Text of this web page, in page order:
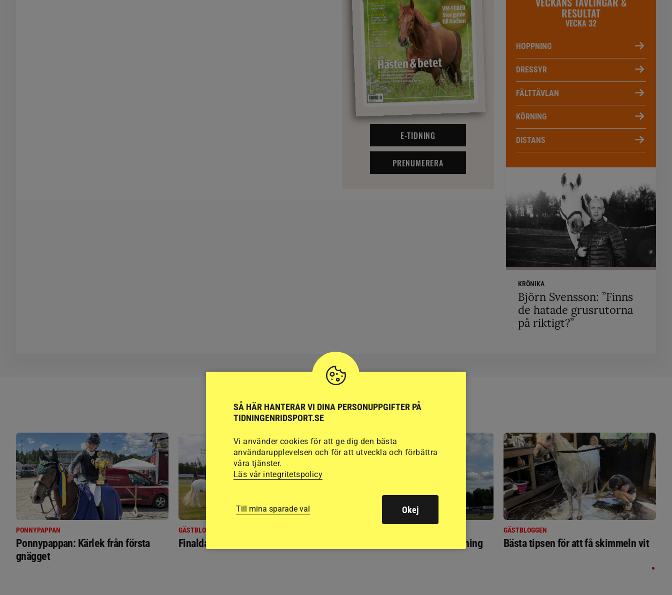
E-TIDNING
PRENUMERERA
RESULTAT
VECKA 32
HOPPNING
DRESSYR
FÄLTTÄVLAN
KÖRNING
DISTANS
KRÖNIKA
Björn Svensson: ”Finns
de hatade grusrutorna
på riktigt?”
RIDSPORT
BLOGGAR
PONNYPAPPAN
Ponnypappan: Kärlek från första
gnägget
GÄSTBLOGGEN
Finaldag med jubileumsutställning Så gick det på helgens utställning
GÄSTBLOGGEN
Bästa tipsen för att få skimmeln vit
SÅ HÄR HANTERAR VI DINA PERSONUPPGIFTER PÅ
TIDNINGENRIDSPORT.SE
Vi använder cookies för att ge dig den bästa
användarupplevelsen och för att utveckla och förbättra
våra tjänster.
Läs vår integritetspolicy
Till mina sparade val Okej